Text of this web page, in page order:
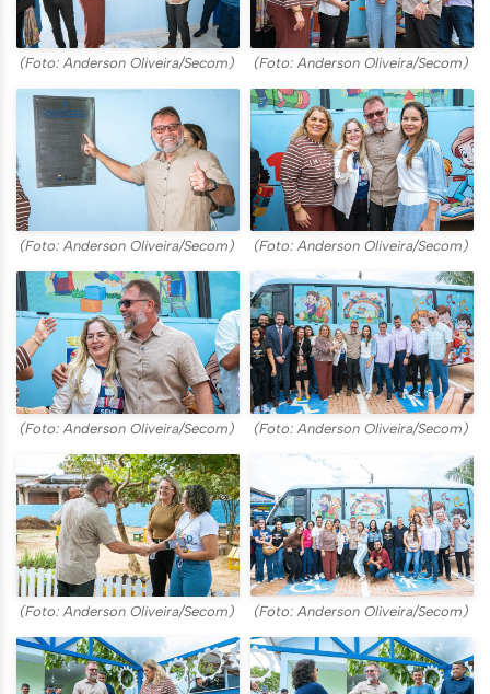
(Foto: Anderson Oliveira/Secom) (Foto: Anderson Oliveira/Secom)
(Foto: Anderson Oliveira/Secom) (Foto: Anderson Oliveira/Secom)
(Foto: Anderson Oliveira/Secom) (Foto: Anderson Oliveira/Secom)
(Foto: Anderson Oliveira/Secom) (Foto: Anderson Oliveira/Secom)